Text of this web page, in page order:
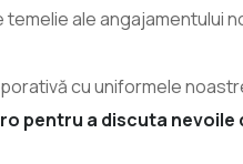
ale angajamentului
cu uniformele
pentru a discuta nevoile